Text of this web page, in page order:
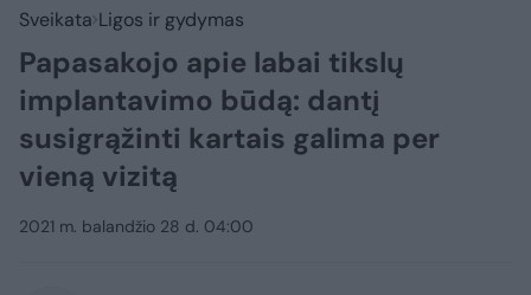
Sveikata Ligos ir gydymas
Papasakojo apie labai tikslų
implantavimo būdą: dantį
susigrąžinti kartais galima per
vieną vizitą
2021 m. balandžio 28 d. 04:00